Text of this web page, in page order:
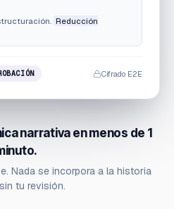
Reducción
Cifrado E2E
narrativa en menos de 1
Nada se incorpora a la historia
tu revisión.